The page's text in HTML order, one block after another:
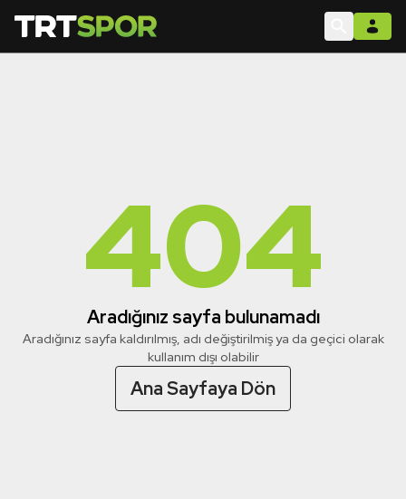
404
Aradığınız sayfa bulunamadı
Aradığınız sayfa kaldırılmış, adı değiştirilmiş ya da geçici olarak
kullanım dışı olabilir
Ana Sayfaya Dön